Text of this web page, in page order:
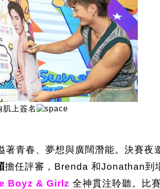
上簽名
青春、夢想與廣闊潛能。決賽夜
擔任評審，Brenda 和Jonathan到
Boyz & Girlz 全神貫注聆聽。比